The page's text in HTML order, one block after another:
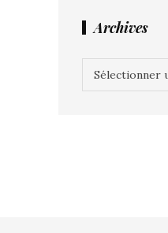
Archives